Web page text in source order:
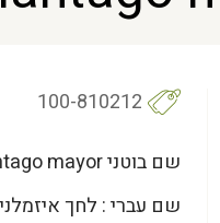
100-810212
שם בוטני Plantago mayor
שם עברי : לחך איזמלני